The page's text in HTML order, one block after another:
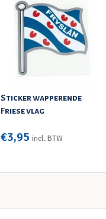
Sticker wapperende
Friese vlag
€3,95 incl. BTW